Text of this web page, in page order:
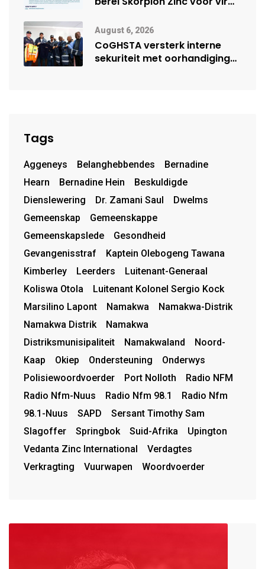
August 6, 2026
CoGHSTA versterk interne
sekuriteit met oorhandiging
Tags
Aggeneys Belanghebbendes
Bernadine
Hearn
Bernadine Hein
Beskuldigde
Dienslewering
Dr. Zamani Saul
Dwelms
Gemeenskap
Gemeenskappe
Gemeenskapslede
Gesondheid
Gevangenisstraf
Kaptein Olebogeng Tawana
Kimberley
Leerders
Luitenant-Generaal
Koliswa Otola
Luitenant Kolonel Sergio Kock
Marsilino Lapont
Namakwa
Namakwa-Distrik
Namakwa Distrik
Namakwa
Distriksmunisipaliteit
Namakwaland
Noord-
Kaap
Okiep Ondersteuning
Onderwys
Polisiewoordvoerder
Port Nolloth
Radio NFM
Radio Nfm-Nuus
Radio Nfm 98.1
Radio Nfm
98.1-Nuus
SAPD
Sersant Timothy Sam
Slagoffer
Springbok Suid-Afrika
Upington
Vedanta Zinc International
Verdagtes
Verkragting
Vuurwapen Woordvoerder